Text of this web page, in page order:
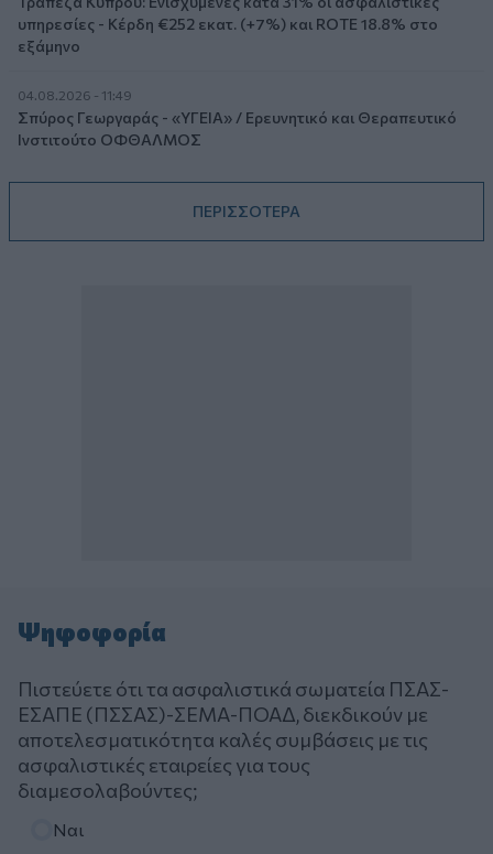
υπηρεσίες - Κέρδη €252 εκατ. (+7%) και ROTE 18.8% στο
εξάμηνο
04.08.2026 - 11:49
Σπύρος Γεωργαράς - «ΥΓΕΙΑ» / Ερευνητικό και Θεραπευτικό
Ινστιτούτο ΟΦΘΑΛΜΟΣ
ΠΕΡΙΣΣΟΤΕΡΑ
Ψηφοφορία
Πιστεύετε ότι τα ασφαλιστικά σωματεία ΠΣΑΣ-
ΕΣΑΠΕ (ΠΣΣΑΣ)-ΣΕΜΑ-ΠΟΑΔ, διεκδικούν με
αποτελεσματικότητα καλές συμβάσεις με τις
ασφαλιστικές εταιρείες για τους
διαμεσολαβούντες;
Ναι